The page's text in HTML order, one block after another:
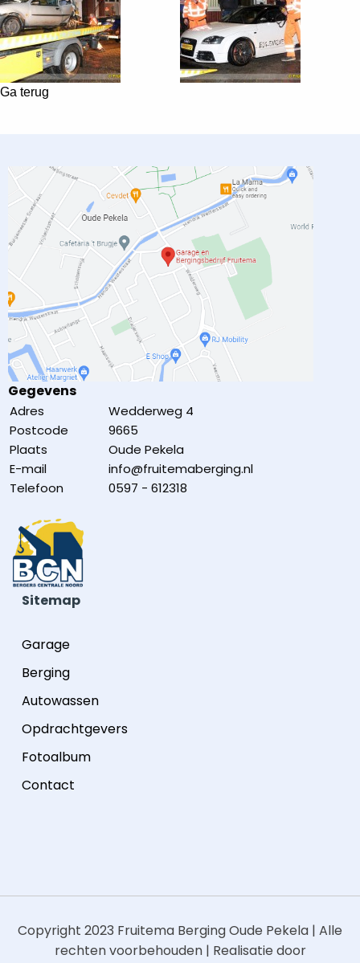
Ga terug
Gegevens
Adres
Wedderweg 4
Postcode
9665
Plaats
Oude Pekela
E-mail
info@fruitemaberging.nl
Telefoon
0597 - 612318
Sitemap
Garage
Berging
Autowassen
Opdrachtgevers
Fotoalbum
Contact
Copyright 2023 Fruitema Berging Oude Pekela | Alle
rechten voorbehouden | Realisatie door